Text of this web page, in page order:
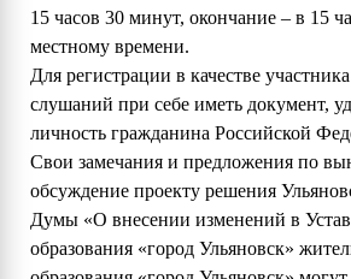
15 часов 30 минут, окончание – в 15
местному времени.
Для регистрации в качестве
слушаний при себе иметь документ,
личность гражданина Российской
Свои замечания и предложения по
обсуждение проекту решения
Думы «О внесении изменений в
образования «город Ульяновск»